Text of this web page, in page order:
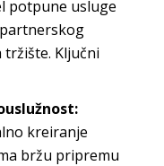
potpune usluge
tržište. Ključni
kreiranje
bržu pripremu